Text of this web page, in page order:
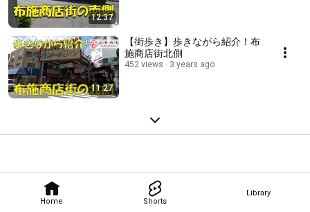
Home Shorts
Library
12:37
11:27
【街歩き】歩きながら紹介！布
施商店街北側
452 views 3 years ago